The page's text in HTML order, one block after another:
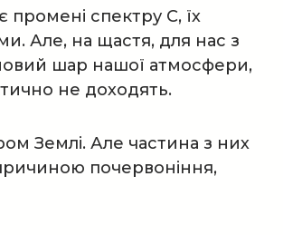
промені спектру С, їх
Але, на щастя, для нас з
шар нашої атмосфери,
не доходять.
Землі. Але частина з них
почервоніння,